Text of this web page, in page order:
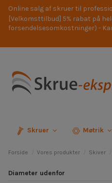
Online salg af skruer til
[Velkomsttilbud] 5% rabat på
forsendelsesomkostninger) -
Skruer Møtrik
Forside Vores produkter Skiver
Diameter udenfor